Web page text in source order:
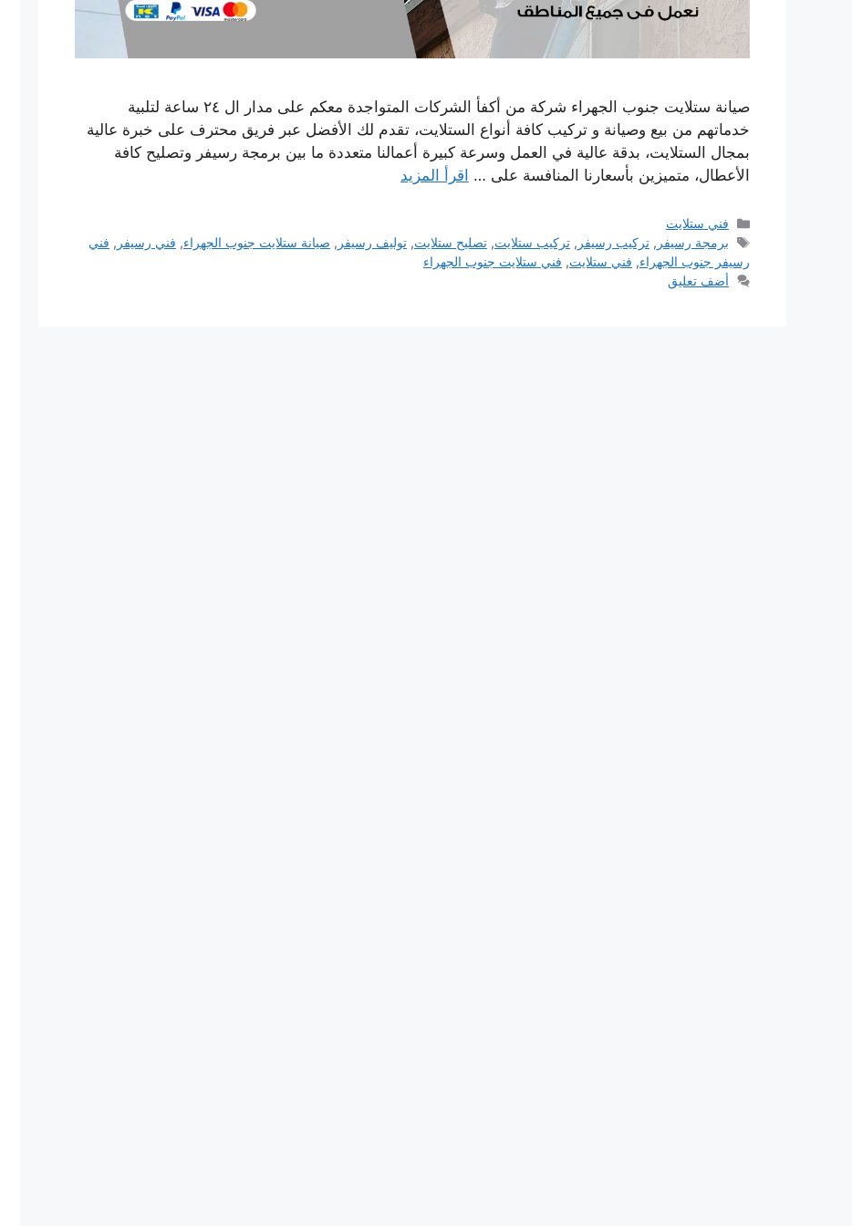
صيانة ستلايت جنوب الجهراء شركة من أكفأ الشركات المتواجدة معكم على مدار ال ٢٤ ساعة لتلبية
خدماتهم من بيع وصيانة و تركيب كافة أنواع الستلايت، تقدم لك الأفضل عبر فريق محترف على خبرة عالية
بمجال الستلايت، بدقة عالية في العمل وسرعة كبيرة أعمالنا متعددة ما بين برمجة رسيفر وتصليح كافة
الأعطال، متميزين بأسعارنا المنافسة على … اقرأ المزيد
التصنيفات
فني ستلايت
الوسوم
برمجة رسيفر ,تركيب رسيفر ,تركيب ستلايت,تصليح ستلايت,توليف رسيفر , صيانة ستلايت جنوب الجهراء, فني رسيفر , فني
رسيفر جنوب الجهراء, فني ستلايت, فني ستلايت جنوب الجهراء
أضف تعليق